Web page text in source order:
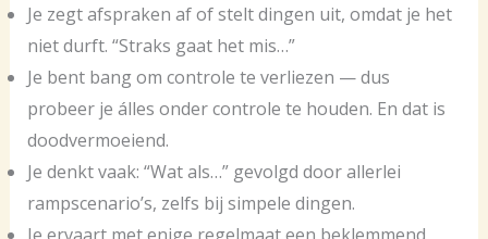
Je zegt afspraken af of stelt dingen uit, omdat je het
niet durft. “Straks gaat het mis…”
Je bent bang om controle te verliezen — dus
probeer je álles onder controle te houden. En dat is
doodvermoeiend.
Je denkt vaak: “Wat als…” gevolgd door allerlei
rampscenario’s, zelfs bij simpele dingen.